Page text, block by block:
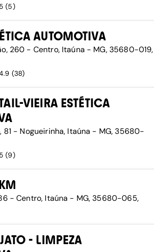
5 (5)
AUTOMOTIVA
260 - Centro, Itaúna - MG, 35680-019,
(38)
VIEIRA ESTÉTICA
81 - Nogueirinha, Itaúna - MG, 35680-
5 (9)
- Centro, Itaúna - MG, 35680-065,
- LIMPEZA